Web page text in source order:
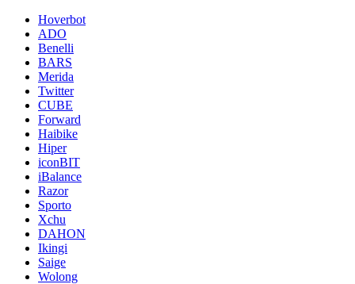
Hoverbot
ADO
Benelli
BARS
Merida
Twitter
CUBE
Forward
Haibike
Hiper
iconBIT
iBalance
Razor
Sporto
Xchu
DAHON
Ikingi
Saige
Wolong